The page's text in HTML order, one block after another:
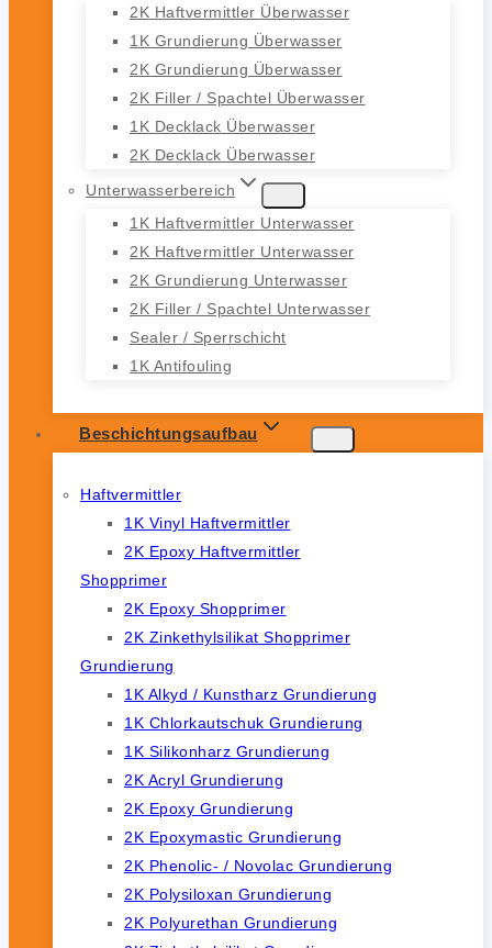
2K Haftvermittler Überwasser
1K Grundierung Überwasser
2K Grundierung Überwasser
2K Filler / Spachtel Überwasser
1K Decklack Überwasser
2K Decklack Überwasser
Unterwasserbereich
1K Haftvermittler Unterwasser
2K Haftvermittler Unterwasser
2K Grundierung Unterwasser
2K Filler / Spachtel Unterwasser
Sealer / Sperrschicht
1K Antifouling
Beschichtungsaufbau
Haftvermittler
1K Vinyl Haftvermittler
2K Epoxy Haftvermittler
Shopprimer
2K Epoxy Shopprimer
2K Zinkethylsilikat Shopprimer
Grundierung
1K Alkyd / Kunstharz Grundierung
1K Chlorkautschuk Grundierung
1K Silikonharz Grundierung
2K Acryl Grundierung
2K Epoxy Grundierung
2K Epoxymastic Grundierung
2K Phenolic- / Novolac Grundierung
2K Polysiloxan Grundierung
2K Polyurethan Grundierung